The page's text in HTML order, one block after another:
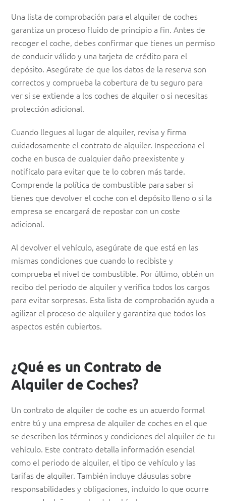
Una lista de comprobación para el alquiler de coches
garantiza un proceso fluido de principio a fin. Antes de
recoger el coche, debes confirmar que tienes un permiso
de conducir válido y una tarjeta de crédito para el
depósito. Asegúrate de que los datos de la reserva son
correctos y comprueba la cobertura de tu seguro para
ver si se extiende a los coches de alquiler o si necesitas
protección adicional.
Cuando llegues al lugar de alquiler, revisa y firma
cuidadosamente el contrato de alquiler. Inspecciona el
coche en busca de cualquier daño preexistente y
notifícalo para evitar que te lo cobren más tarde.
Comprende la política de combustible para saber si
tienes que devolver el coche con el depósito lleno o si la
empresa se encargará de repostar con un coste
adicional.
Al devolver el vehículo, asegúrate de que está en las
mismas condiciones que cuando lo recibiste y
comprueba el nivel de combustible. Por último, obtén un
recibo del periodo de alquiler y verifica todos los cargos
para evitar sorpresas. Esta lista de comprobación ayuda a
agilizar el proceso de alquiler y garantiza que todos los
aspectos estén cubiertos.
¿Qué es un Contrato de
Alquiler de Coches?
Un contrato de alquiler de coche es un acuerdo formal
entre tú y una empresa de alquiler de coches en el que
se describen los términos y condiciones del alquiler de tu
vehículo. Este contrato detalla información esencial
como el periodo de alquiler, el tipo de vehículo y las
tarifas de alquiler. También incluye cláusulas sobre
responsabilidades y obligaciones, incluido lo que ocurre